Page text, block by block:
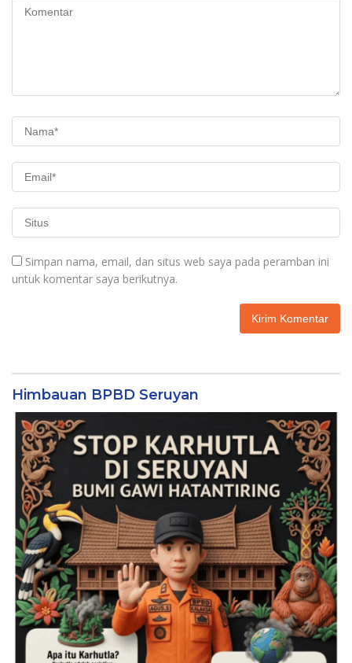
Simpan nama, email, dan situs web saya pada peramban ini
untuk komentar saya berikutnya.
Himbauan BPBD Seruyan